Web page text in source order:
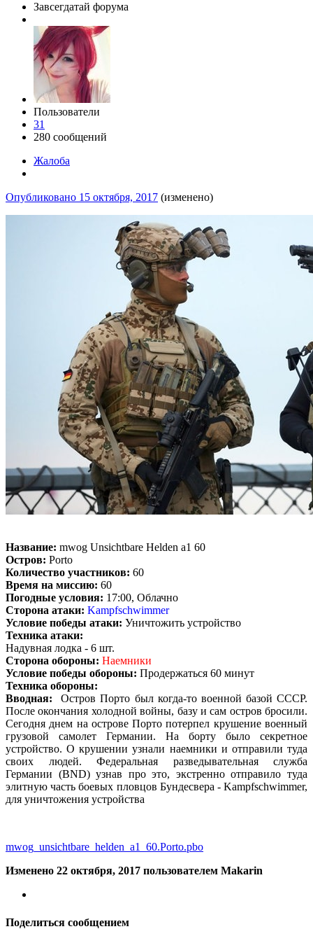
Завсегдатай форума
Пользователи
31
280 сообщений
Жалоба
Опубликовано 15 октября, 2017 (изменено)
Название: mwog Unsichtbare Helden a1 60
Остров: Porto
Количество участников: 60
Время на миссию: 60
Погодные условия: 17:00, Облачно
Сторона атаки: Kampfschwimmer
Условие победы атаки: Уничтожить устройство
Техника атаки:
Надувная лодка - 6 шт.
Сторона обороны: Наемники
Условие победы обороны: Продержаться 60 минут
Техника обороны:
Вводная: Остров Порто был когда-то военной базой СССР.
После окончания холодной войны, базу и сам остров бросили.
Сегодня днем на острове Порто потерпел крушение военный
грузовой самолет Германии. На борту было секретное
устройство. О крушении узнали наемники и отправили туда
своих людей. Федеральная разведывательная служба
Германии (BND) узнав про это, экстренно отправило туда
элитную часть боевых пловцов Бундесвера - Kampfschwimmer,
для уничтожения устройства
mwog_unsichtbare_helden_a1_60.Porto.pbo
Изменено 22 октября, 2017 пользователем Makarin
Поделиться сообщением